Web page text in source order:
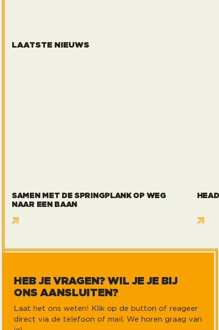
LAATSTE NIEUWS
SAMEN MET DE SPRINGPLANK OP WEG
NAAR EEN BAAN
HEB JE VRAGEN? WIL JE JE BIJ
ONS AANSLUITEN?
Laat het ons weten! Klik op de button of reageer
direct via de telefoon of mail. We horen graag van